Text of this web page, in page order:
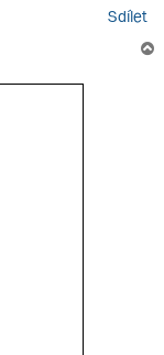
Sdílet